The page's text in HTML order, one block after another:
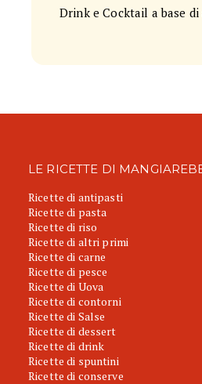
Drink e Cocktail a base
LE RICETTE DI
Ricette di antipasti
Ricette di pasta
Ricette di riso
Ricette di altri primi
Ricette di carne
Ricette di pesce
Ricette di Uova
Ricette di contorni
Ricette di Salse
Ricette di dessert
Ricette di drink
Ricette di spuntini
Ricette di conserve